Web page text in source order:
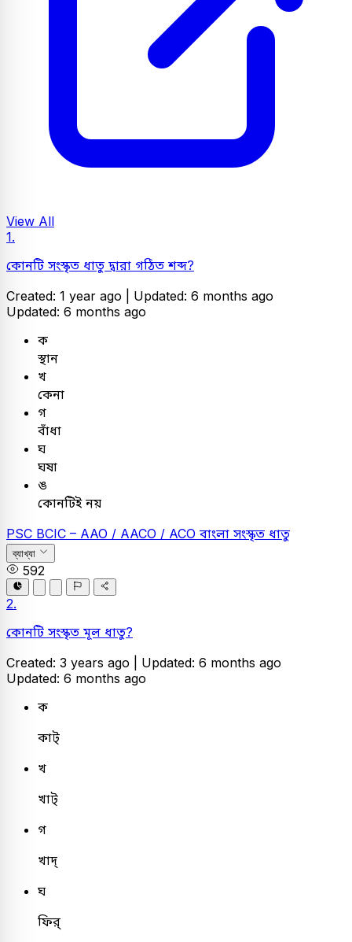
View All
1.
কোনটি সংস্কৃত ধাতু দ্বারা গঠিত শব্দ?
Created: 1 year ago | Updated: 6 months ago
Updated: 6 months ago
ক
স্থান
খ
কেনা
গ
বাঁধা
ঘ
ঘষা
ঙ
কোনটিই নয়
PSC BCIC – AAO / AACO / ACO বাংলা সংস্কৃত ধাতু
ব্যাখ্যা
592
2.
কোনটি সংস্কৃত মূল ধাতু?
Created: 3 years ago | Updated: 6 months ago
Updated: 6 months ago
ক
কাট্
খ
খাট্
গ
খাদ্
ঘ
ফির্